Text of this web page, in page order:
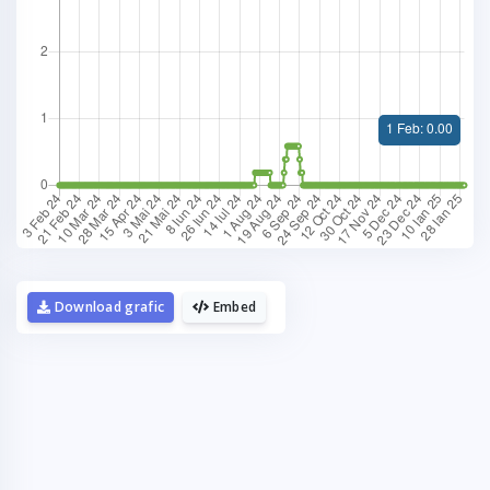
Embed
Download grafic
La fel cum tie iti plac graficele,